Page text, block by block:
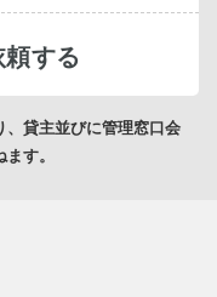
する
、貸主並びに管理窓口会
す。